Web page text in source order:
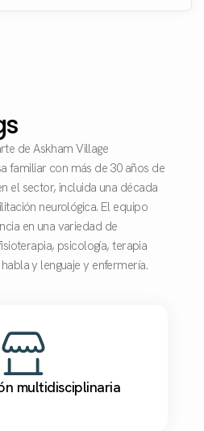
de Askham Village
familiar con más de 30 años de
el sector, incluida una década
neurológica. El equipo
en una variedad de
psicología, terapia
y lenguaje y enfermería.
multidisciplinaria